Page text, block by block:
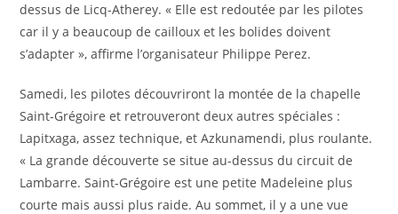
dessus de Licq-Atherey. « Elle est redoutée par les pilotes
car il y a beaucoup de cailloux et les bolides doivent
s’adapter », affirme l’organisateur Philippe Perez.
Samedi, les pilotes découvriront la montée de la chapelle
Saint-Grégoire et retrouveront deux autres spéciales :
Lapitxaga, assez technique, et Azkunamendi, plus roulante.
« La grande découverte se situe au-dessus du circuit de
Lambarre. Saint-Grégoire est une petite Madeleine plus
courte mais aussi plus raide. Au sommet, il y a une vue